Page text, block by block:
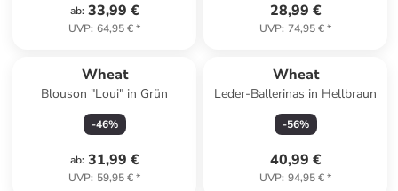
ab: 33,99 €
UVP: 64,95 €*
28,99 €
UVP: 74,95 €*
Wheat
Blouson "Loui" in Grün
-46%
ab: 31,99 €
UVP: 59,95 €*
Wheat
Leder-Ballerinas in Hellbraun
-56%
40,99 €
UVP: 94,95 €*